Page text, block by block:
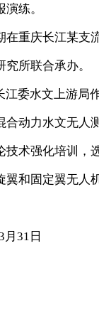
练。
重庆长江某支
所联合承办。
委水文上游局
动力水文无人
术强化培训，
和固定翼无
31日